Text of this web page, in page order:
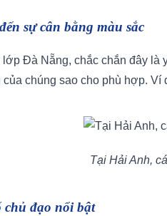
sự cân bằng màu sắc
lớp Đà Nẵng, chắc chắn đây
chúng sao cho phù hợp.
Tại Hải Anh,
chủ đạo nổi bật